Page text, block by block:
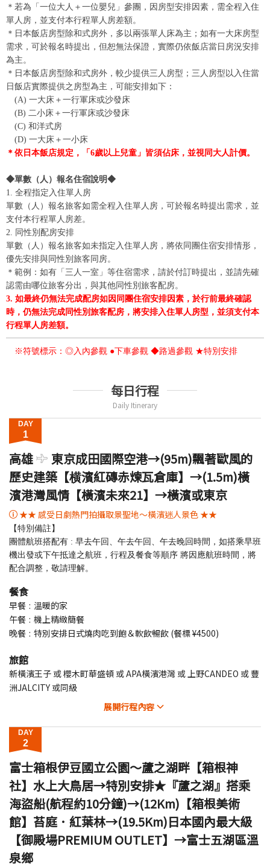
＊若為「一位大人＋一位嬰兒」參團，因房型安排因素，需全程入住
單人房，並支付本行程單人房差額。
＊日本飯店房型除和式房外，多以兩張單人床為主；如有一大床房型
需求，可於報名時提出，但恕無法保證，實際仍依飯店當日房況安排
為主。
＊日本飯店房型除和式房外，較少提供三人房型；三人房型以入住當
日飯店實際提供之房型為主，可能安排如下：
(A) 一大床＋一行軍床或沙發床
(B) 二小床＋一行軍床或沙發床
(C) 和洋式房
(D) 一大床＋一小床
＊依日本飯店規定，「6歲以上兒童」皆須佔床，並視同大人計價。
◆單數（人）報名住宿說明◆
1. 全程指定入住單人房
單數（人）報名旅客如需全程入住單人房，可於報名時提出需求，並
支付本行程單人房差。
2. 同性別配房安排
單數（人）報名旅客如未指定入住單人房，將依同團住宿安排情形，
優先安排與同性別旅客同房。
＊範例：如有「三人一室」等住宿需求，請於付訂時提出，並請先確
認需由哪位旅客分出，與其他同性別旅客配房。
3. 如最終仍無法完成配房如因同團住宿安排因素，於行前最終確認
時，仍無法完成同性別旅客配房，將安排入住單人房型，並須支付本
行程單人房差額。
※符號標示：◎入內參觀 ●下車參觀 ◆路過參觀 ★特別安排
每日行程
Daily Itinerary
DAY
1
高雄
東京成田國際空港→(95m)飄著歐風的
歷史建築【横濱紅磚赤煉瓦倉庫】→(1.5m)橫
濱港灣風情【橫濱未來21】→橫濱或東京
★★ 感受日劇熱門拍攝取景聖地～橫濱迷人景色 ★★
【特別備註】
團體航班搭配有 : 早去午回、午去午回、午去晚回時間，如搭乘早班
機出發或下午抵達之航班，行程及餐食等順序 將因應航班時間，將
配合調整，敬請理解。
餐食
早餐
溫暖的家
午餐
機上精緻簡餐
晚餐
特別安排日式燒肉吃到飽＆軟飲暢飲 (餐標 ¥4500)
旅館
新橫濱王子 或 櫻木町華盛頓 或 APA橫濱港灣 或 上野CANDEO 或 豐
洲JALCITY 或同級
展開行程內容
DAY
2
富士箱根伊豆國立公園～蘆之湖畔【箱根神
社】水上大鳥居→特別安排★『蘆之湖』搭乘
海盜船(航程約10分鐘)→(12Km)【箱根美術
館】苔庭．紅葉林→(19.5Km)日本國內最大級
【御殿場PREMIUM OUTLET】→富士五湖區溫
泉鄉